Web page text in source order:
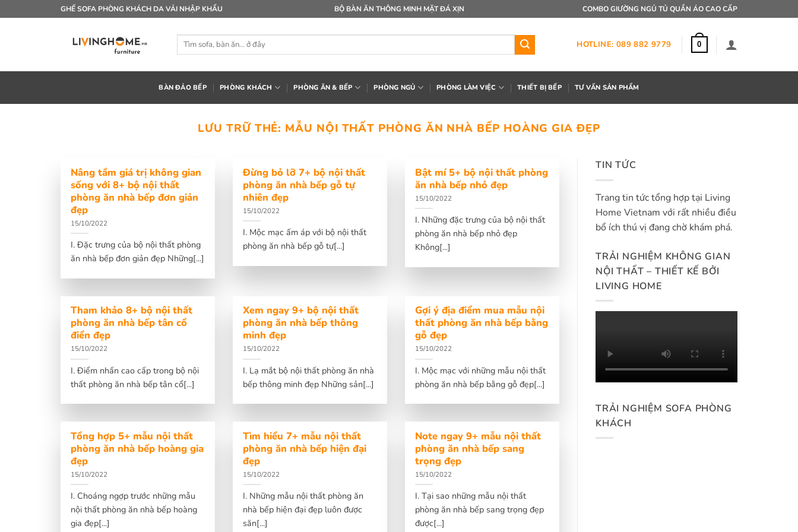
qua
GHẾ SOFA PHÒNG KHÁCH DA VẢI NHẬP KHẨU BỘ BÀN ĂN THÔNG MINH MẶT ĐÁ XỊN COMBO GIƯỜNG NGỦ TỦ QUẦN ÁO CAO CẤP
Tìm
HOTLINE: 089 882 9779 0
BÀN ĐẢO BẾP PHÒNG KHÁCH PHÒNG ĂN & BẾP PHÒNG NGỦ PHÒNG LÀM VIỆC THIẾT BỊ BẾP TƯ VẤN SẢN PHẨM
LƯU TRỮ THẺ: MẪU NỘI THẤT PHÒNG ĂN NHÀ BẾP HOÀNG GIA ĐẸP
Nâng tầm giá trị không gian
sống với 8+ bộ nội thất
phòng ăn nhà bếp đơn giản
đẹp
15/10/2022
I. Đặc trưng của bộ nội thất phòng
ăn nhà bếp đơn giản đẹp Những[...]
Đừng bỏ lỡ 7+ bộ nội thất
phòng ăn nhà bếp gỗ tự
nhiên đẹp
15/10/2022
I. Mộc mạc ấm áp với bộ nội thất
phòng ăn nhà bếp gỗ tự[...]
Bật mí 5+ bộ nội thất phòng
ăn nhà bếp nhỏ đẹp
15/10/2022
I. Những đặc trưng của bộ nội thất
phòng ăn nhà bếp nhỏ đẹp
Không[...]
Tham khảo 8+ bộ nội thất
phòng ăn nhà bếp tân cổ
điển đẹp
15/10/2022
I. Điểm nhấn cao cấp trong bộ nội
thất phòng ăn nhà bếp tân cổ[...]
Xem ngay 9+ bộ nội thất
phòng ăn nhà bếp thông
minh đẹp
15/10/2022
I. Lạ mắt bộ nội thất phòng ăn nhà
bếp thông minh đẹp Những sản[...]
Gợi ý địa điểm mua mẫu nội
thất phòng ăn nhà bếp bằng
gỗ đẹp
15/10/2022
I. Mộc mạc với những mẫu nội thất
phòng ăn nhà bếp bằng gỗ đẹp[...]
Tổng hợp 5+ mẫu nội thất
phòng ăn nhà bếp hoàng gia
đẹp
15/10/2022
I. Choáng ngợp trước những mẫu
nội thất phòng ăn nhà bếp hoàng
gia đẹp[...]
Tìm hiểu 7+ mẫu nội thất
phòng ăn nhà bếp hiện đại
đẹp
15/10/2022
I. Những mẫu nội thất phòng ăn
nhà bếp hiện đại đẹp luôn được
săn[...]
Note ngay 9+ mẫu nội thất
phòng ăn nhà bếp sang
trọng đẹp
15/10/2022
I. Tại sao những mẫu nội thất
phòng ăn nhà bếp sang trọng đẹp
được[...]
TIN TỨC
Trang tin tức tổng hợp tại Living
Home Vietnam với rất nhiều điều
bổ ích thú vị đang chờ khám phá.
TRẢI NGHIỆM KHÔNG GIAN
NỘI THẤT – THIẾT KẾ BỞI
LIVING HOME
TRẢI NGHIỆM SOFA PHÒNG
KHÁCH